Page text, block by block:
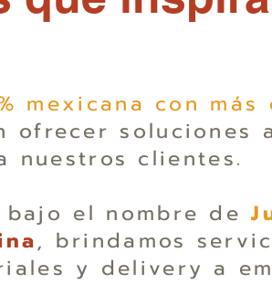
mexicana con más
ofrecer soluciones
nuestros clientes.
bajo el nombre de
, brindamos
y delivery a